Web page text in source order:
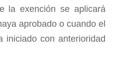
la exención se aplicará
aprobado o cuando el
iniciado con anterioridad